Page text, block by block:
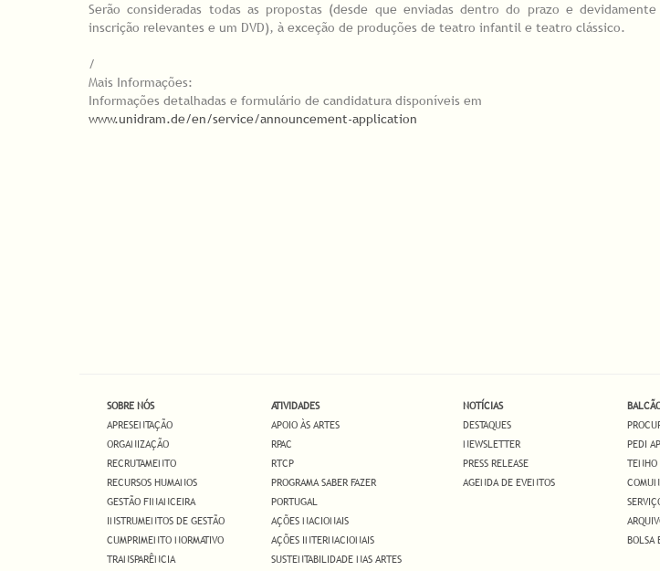
Serão consideradas todas as propostas (desde que enviadas dentro do prazo e
inscrição relevantes e um DVD), à exceção de produções de teatro infantil e teatro clássico.
/
Mais Informações:
Informações detalhadas e formulário de candidatura disponíveis em
www.unidram.de/en/service/announcement-application
SOBRE NÓS
APRESENTAÇÃO
ORGANIZAÇÃO
RECRUTAMENTO
RECURSOS HUMANOS
GESTÃO FINANCEIRA
INSTRUMENTOS DE GESTÃO
CUMPRIMENTO NORMATIVO
TRANSPARÊNCIA
ATIVIDADES
APOIO ÀS ARTES
RPAC
RTCP
PROGRAMA SABER FAZER
PORTUGAL
AÇÕES NACIONAIS
AÇÕES INTERNACIONAIS
SUSTENTABILIDADE NAS ARTES
NOTÍCIAS
DESTAQUES
NEWSLETTER
PRESS RELEASE
AGENDA DE EVENTOS
PEDI
TENHO
BOLSA